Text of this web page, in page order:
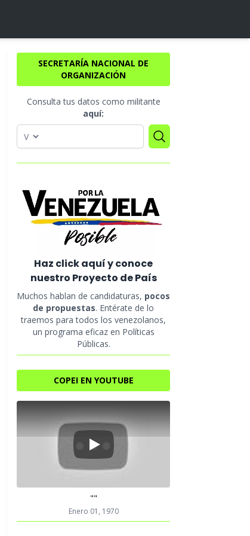
SECRETARÍA NACIONAL DE
ORGANIZACIÓN
Consulta tus datos como militante
aquí:
Haz click aquí y conoce
nuestro Proyecto de País
Muchos hablan de candidaturas, pocos
de propuestas. Entérate de lo
traemos para todos los venezolanos,
un programa eficaz en Políticas
Públicas.
COPEI EN YOUTUBE
Play
""
Enero 01, 1970